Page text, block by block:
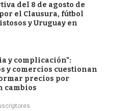
del 8 de agosto de
el Clausura, fútbol
y Uruguay en
y complicación":
y comercios cuestionan
precios por
cambios